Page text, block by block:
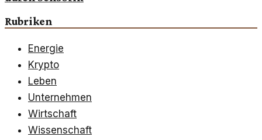
Rubriken
Energie
Krypto
Leben
Unternehmen
Wirtschaft
Wissenschaft